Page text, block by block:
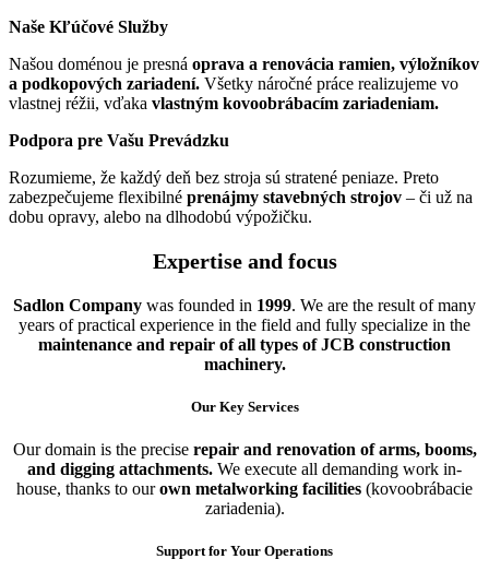
Naše Kľúčové Služby
Našou doménou je presná oprava a renovácia ramien, výložníkov
a podkopových zariadení. Všetky náročné práce realizujeme vo
vlastnej réžii, vďaka vlastným kovoobrábacím zariadeniam.
Podpora pre Vašu Prevádzku
Rozumieme, že každý deň bez stroja sú stratené peniaze. Preto
zabezpečujeme flexibilné prenájmy stavebných strojov – či už na
dobu opravy, alebo na dlhodobú výpožičku.
Expertise and focus
Sadlon Company was founded in 1999. We are the result of many
years of practical experience in the field and fully specialize in the
maintenance and repair of all types of JCB construction
machinery.
Our Key Services
Our domain is the precise repair and renovation of arms, booms,
and digging attachments. We execute all demanding work in-
house, thanks to ourown metalworking facilities (kovoobrábacie
zariadenia).
Support for Your Operations